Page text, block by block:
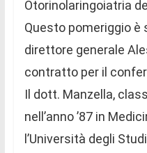
Otorinolaringoiatria
Questo pomeriggio è
direttore generale
contratto per il
Il dott. Manzella,
nell’anno ’87 in
l’Università degli